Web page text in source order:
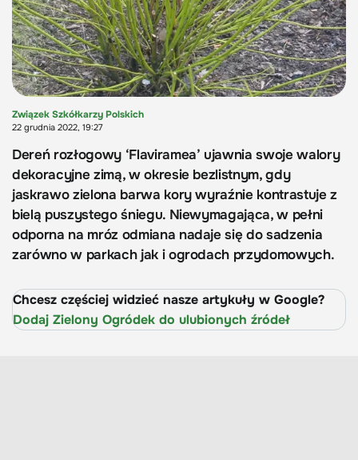
Związek Szkółkarzy Polskich
22 grudnia 2022, 19:27
Dereń rozłogowy ‘Flaviramea’ ujawnia swoje walory
dekoracyjne zimą, w okresie bezlistnym, gdy
jaskrawo zielona barwa kory wyraźnie kontrastuje z
bielą puszystego śniegu. Niewymagająca, w pełni
odporna na mróz odmiana nadaje się do sadzenia
zarówno w parkach jak i ogrodach przydomowych.
Chcesz częściej widzieć nasze artykuły w Google?
Dodaj Zielony Ogródek do ulubionych źródeł